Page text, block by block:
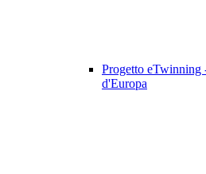
Progetto eTwinning
d'Europa